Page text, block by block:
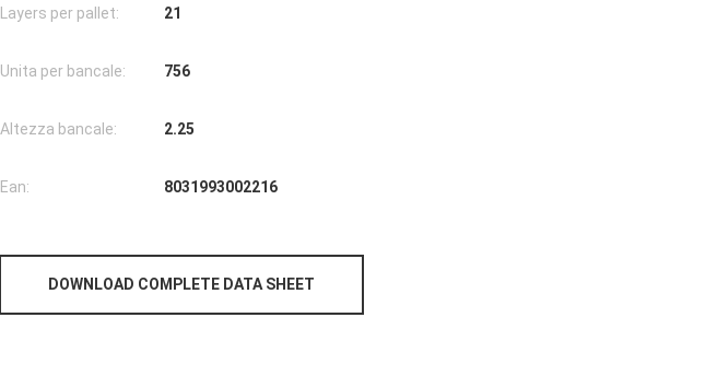
Layers per pallet: 21
Unita per bancale: 756
Altezza bancale: 2.25
Ean: 8031993002216
DOWNLOAD COMPLETE DATA SHEET